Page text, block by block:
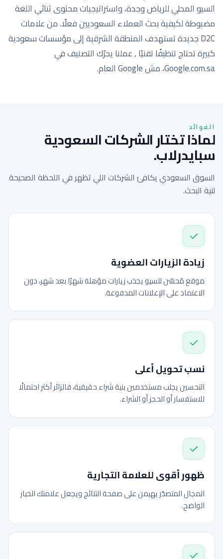
السيو المحلي للرياض وجدة، واستراتيجيات محتوى ثنائي اللغة
مضبوطة لكيفية بحث العملاء السعوديين فعلًا. من علامات
D2C جديدة تستهدف المنطقة الشرقية إلى مؤسسات سعودية
كبيرة تحتاج تنظيفًا تقنيًا , عملنا يحرّك التصنيف في
Google.com.sa، مش Google العام.
الفوائد
لماذا تختار الشركات السعودية
سبايدرلاب.
السوق السعودي يكافئ الشركات اللي تظهر في اللحظة الصحيحة
لنية البحث.
زيادة الزيارات العضوية
موقع مُحسّن للسيو يجذب زيارات مؤهلة شهرًا بعد شهر، دون
الاعتماد على الإعلانات المدفوعة.
نسب تحويل أعلى
التحسين يجلب مستخدمين بنية شراء حقيقية، فالزائر أكثر احتمالًا
للاستفسار أو الحجز أو الشراء.
ظهور أقوى للعلامة التجارية
المجال المتصدّر يهيمن على صفحة النتائج ويجعل علامتك الخيار
الواضح.